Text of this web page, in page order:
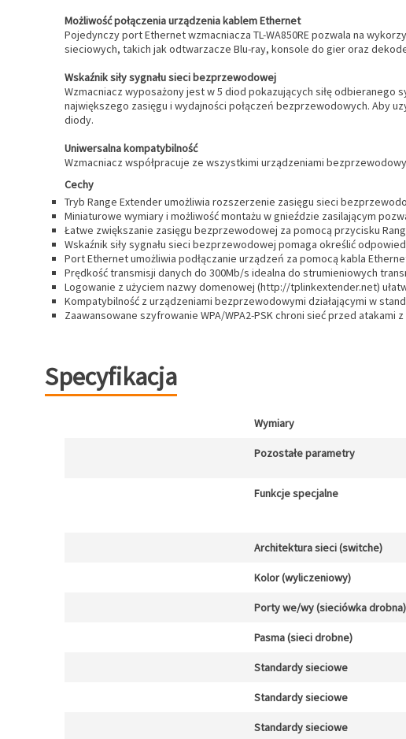
Możliwość połączenia urządzenia kablem Ethernet
Pojedynczy port Ethernet wzmacniacza TL-WA850RE pozwala na
sieciowych, takich jak odtwarzacze Blu-ray, konsole do gier oraz
Wskaźnik siły sygnału sieci bezprzewodowej
Wzmacniacz wyposażony jest w 5 diod pokazujących siłę
największego zasięgu i wydajności połączeń bezprzewodowych. Aby
diody.
Uniwersalna kompatybilność
Wzmacniacz współpracuje ze wszystkimi urządzeniami
Cechy
Tryb Range Extender umożliwia rozszerzenie zasięgu sieci
Miniaturowe wymiary i możliwość montażu w gnieździe zasilającym
Łatwe zwiększanie zasięgu bezprzewodowej za pomocą przycisku
Wskaźnik siły sygnału sieci bezprzewodowej pomaga określić
Port Ethernet umożliwia podłączanie urządzeń za pomocą kabla
Prędkość transmisji danych do 300Mb/s idealna do strumieniowych
Logowanie z użyciem nazwy domenowej (http://tplinkextender.net)
Kompatybilność z urządzeniami bezprzewodowymi działającymi w
Zaawansowane szyfrowanie WPA/WPA2-PSK chroni sieć przed atakami
Specyfikacja
Wymiary
Pozostałe parametry
Funkcje specjalne
Architektura sieci (switche)
Kolor (wyliczeniowy)
Porty we/wy (sieciówka drobna)
Pasma (sieci drobne)
Standardy sieciowe
Standardy sieciowe
Standardy sieciowe